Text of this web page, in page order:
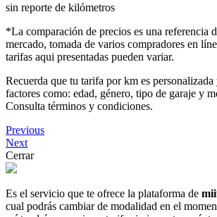
sin reporte de kilómetros
*La comparación de precios es una referencia
mercado, tomada de varios compradores en
tarifas aqui presentadas pueden variar.
Recuerda que tu tarifa por km es personalizada
factores como: edad, género, tipo de garaje y
Consulta términos y condiciones.
Previous
Next
Cerrar
Es el servicio que te ofrece la plataforma de
cual podrás cambiar de modalidad en el